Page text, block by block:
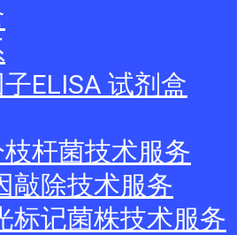
ELISA 试剂盒
杆菌技术服务
敲除技术服务
标记菌株技术服务